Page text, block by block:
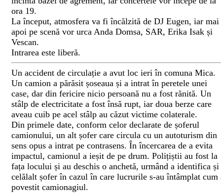
ora 19.
La început, atmosfera va fi încălzită de DJ Eugen, iar mai
apoi pe scenă vor urca Anda Domsa, SAR, Erika Isak și
Vescan.
Intrarea este liberă.
Un accident de circulație a avut loc ieri în comuna Mica.
Un camion a părăsit șoseaua și a intrat în peretele unei
case, dar din fericire nicio persoană nu a fost rănită. Un
stâlp de electricitate a fost însă rupt, iar doua berze care
aveau cuib pe acel stâlp au căzut victime colaterale.
Din primele date, conform celor declarate de șoferul
camionului, un alt șofer care circula cu un autoturism din
sens opus a intrat pe contrasens. În încercarea de a evita
impactul, camionul a ieșit de pe drum. Polițiștii au fost la
fața locului și au deschis o anchetă, urmând a identifica și
celălalt șofer în cazul în care lucrurile s-au întâmplat cum
povestit camionagiul.